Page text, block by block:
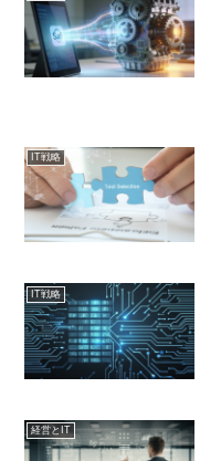
IT戦略
IT戦略
経営とIT